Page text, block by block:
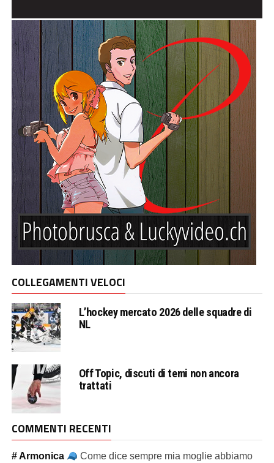
COLLEGAMENTI VELOCI
L’hockey mercato 2026 delle squadre di
NL
Off Topic, discuti di temi non ancora
trattati
COMMENTI RECENTI
# Armonica
Come dice sempre mia moglie abbiamo